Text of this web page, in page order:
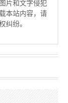
片和文字侵犯
本站内容，请
纠纷。